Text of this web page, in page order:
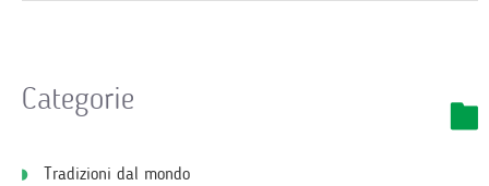
Categorie
Tradizioni dal mondo